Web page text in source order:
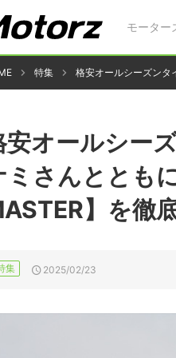
モーター
特集 格安オールシーズンタ
安オールシー
ミさんととも
】を徹
集 2025/02/23